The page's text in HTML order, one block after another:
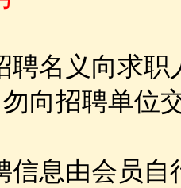
名义向求职
向招聘单位
息由会员自